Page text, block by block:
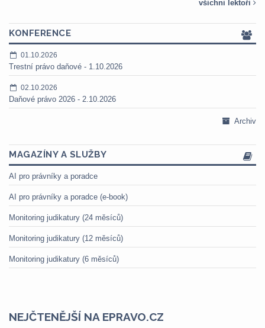
všichni lektoři
KONFERENCE
01.10.2026
Trestní právo daňové - 1.10.2026
02.10.2026
Daňové právo 2026 - 2.10.2026
Archiv
MAGAZÍNY A SLUŽBY
AI pro právníky a poradce
AI pro právníky a poradce (e-book)
Monitoring judikatury (24 měsíců)
Monitoring judikatury (12 měsíců)
Monitoring judikatury (6 měsíců)
NEJČTENĚJŠÍ NA EPRAVO.CZ